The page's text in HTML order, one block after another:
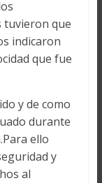
tuvieron que
indicaron
que fue
y de como
durante
ello
y
al